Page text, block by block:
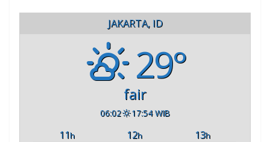
JAKARTA, ID
29°
fair
06:02 17:54 WIB
11h 12h 13h